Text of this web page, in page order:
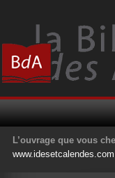
L’ouvrage que vous
www.idesetcalendes.com